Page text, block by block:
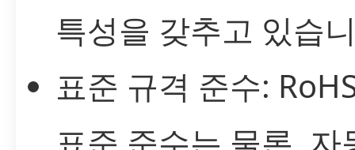
특성을 갖추고 있습
표준 규격 준수: